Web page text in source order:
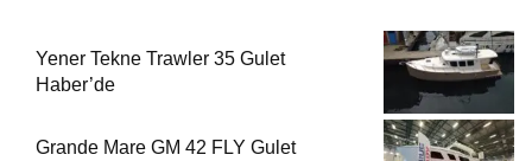
Yener Tekne Trawler 35 Gulet
Haber’de
Grande Mare GM 42 FLY Gulet